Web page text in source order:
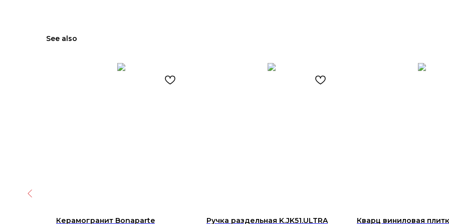
See also
Керамогранит Bonaparte
Ручка раздельная K.JK51.ULTRA
Кварц виниловая